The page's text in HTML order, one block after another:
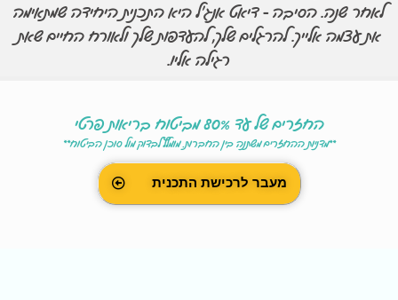
לאחר שנה. הסיבה - דיאט אנג׳ל היא התכנית היחידה שמתאימה
את עצמה אלייך. להרגלים שלך, להעדפות שלך ולאורח החיים שאת
רגילה אליו.
החזרים של עד 80% מביטוח בריאות פרטי
**מדניות ההחזרים משתנה בין החברות. מומלץ לבדוק מול סוכן הביטוח**
מעבר לרכישת התכנית